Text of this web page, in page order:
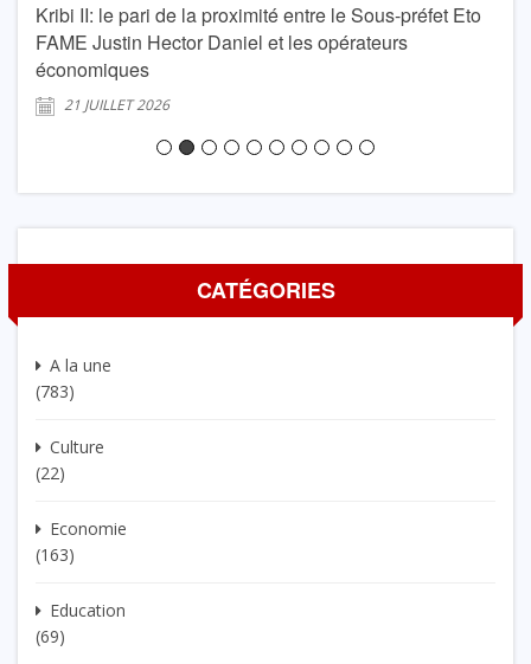
Kribi II: le pari de la proximité entre le Sous-préfet Eto
FAME Justin Hector Daniel et les opérateurs
économiques
21 JUILLET 2026
CATÉGORIES
A la une
(783)
Culture
(22)
Economie
(163)
Education
(69)